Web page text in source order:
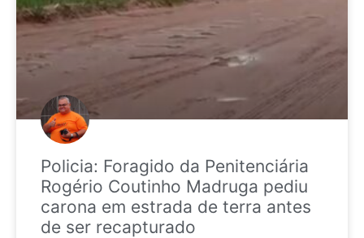
Policia: Foragido da Penitenciária
Rogério Coutinho Madruga pediu
carona em estrada de terra antes
de ser recapturado